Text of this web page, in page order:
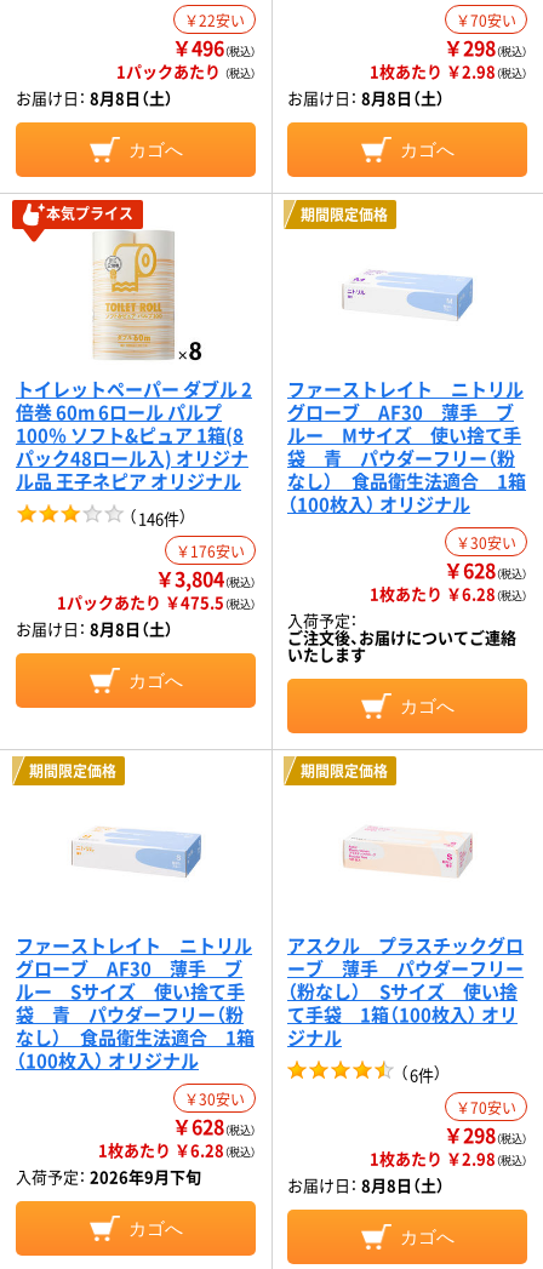
￥22安い
￥496（税込）
1パックあたり （税込）
お届け日： 8月8日（土）
カゴへ
￥70安い
￥298（税込）
1枚あたり ￥2.98（税込）
お届け日： 8月8日（土）
カゴへ
本気プライス
トイレットペーパー ダブル 2
倍巻 60m 6ロール パルプ
100％ ソフト&ピュア 1箱(8
パック48ロール入) オリジナ
ル品 王子ネピア オリジナル
（146件）
￥176安い
￥3,804（税込）
1パックあたり ￥475.5（税込）
お届け日： 8月8日（土）
カゴへ
期間限定価格
ファーストレイト ニトリル
グローブ AF30 薄手 ブ
ルー Mサイズ 使い捨て手
袋 青 パウダーフリー（粉
なし） 食品衛生法適合 1箱
（100枚入） オリジナル
￥30安い
￥628（税込）
1枚あたり ￥6.28（税込）
入荷予定：
ご注文後、お届けについてご連絡
いたします
カゴへ
期間限定価格
ファーストレイト ニトリル
グローブ AF30 薄手 ブ
ルー Sサイズ 使い捨て手
袋 青 パウダーフリー（粉
なし） 食品衛生法適合 1箱
（100枚入） オリジナル
￥30安い
￥628（税込）
1枚あたり ￥6.28（税込）
入荷予定： 2026年9月下旬
カゴへ
期間限定価格
アスクル プラスチックグロ
ーブ 薄手 パウダーフリー
（粉なし） Sサイズ 使い捨
て手袋 1箱（100枚入） オリ
ジナル
（6件）
￥70安い
￥298（税込）
1枚あたり ￥2.98（税込）
お届け日： 8月8日（土）
カゴへ